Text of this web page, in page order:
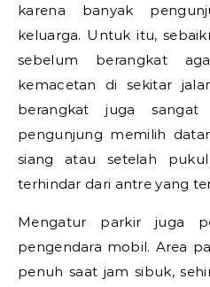
karena banyak
keluarga. Untuk itu,
sebelum berangkat
kemacetan di sekitar
berangkat juga sangat
pengunjung memilih
siang atau setelah
terhindar dari antre yang
Mengatur parkir juga
pengendara mobil. Area
penuh saat jam sibuk,